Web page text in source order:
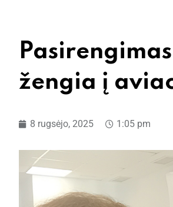
žengia į
8 rugsėjo, 2025 1:05 pm